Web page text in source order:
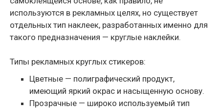
используются в рекламных целях, но существует
отдельных тип наклеек, разработанных именно для
такого предназначения — круглые наклейки.
Типы рекламных круглых стикеров:
Цветные — полиграфический продукт,
имеющий яркий окрас и насыщенную основу.
Прозрачные — широко используемый тип